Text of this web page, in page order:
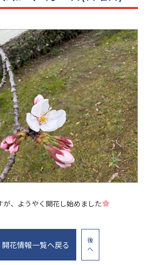
が、ようやく開花し始めました
開花情報一覧へ戻る
後
へ